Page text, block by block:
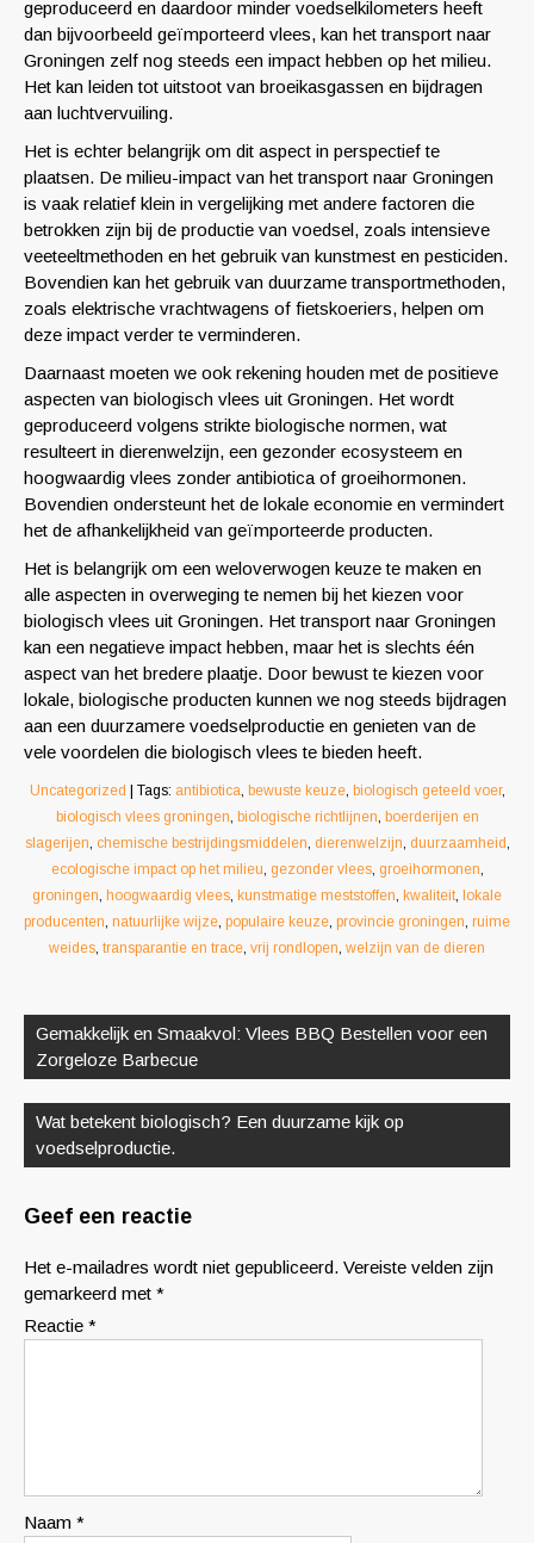
geproduceerd en daardoor minder voedselkilometers heeft
dan bijvoorbeeld geïmporteerd vlees, kan het transport naar
Groningen zelf nog steeds een impact hebben op het milieu.
Het kan leiden tot uitstoot van broeikasgassen en bijdragen
aan luchtvervuiling.
Het is echter belangrijk om dit aspect in perspectief te
plaatsen. De milieu-impact van het transport naar Groningen
is vaak relatief klein in vergelijking met andere factoren die
betrokken zijn bij de productie van voedsel, zoals intensieve
veeteeltmethoden en het gebruik van kunstmest en pesticiden.
Bovendien kan het gebruik van duurzame transportmethoden,
zoals elektrische vrachtwagens of fietskoeriers, helpen om
deze impact verder te verminderen.
Daarnaast moeten we ook rekening houden met de positieve
aspecten van biologisch vlees uit Groningen. Het wordt
geproduceerd volgens strikte biologische normen, wat
resulteert in dierenwelzijn, een gezonder ecosysteem en
hoogwaardig vlees zonder antibiotica of groeihormonen.
Bovendien ondersteunt het de lokale economie en vermindert
het de afhankelijkheid van geïmporteerde producten.
Het is belangrijk om een weloverwogen keuze te maken en
alle aspecten in overweging te nemen bij het kiezen voor
biologisch vlees uit Groningen. Het transport naar Groningen
kan een negatieve impact hebben, maar het is slechts één
aspect van het bredere plaatje. Door bewust te kiezen voor
lokale, biologische producten kunnen we nog steeds bijdragen
aan een duurzamere voedselproductie en genieten van de
vele voordelen die biologisch vlees te bieden heeft.
Uncategorized | Tags: antibiotica, bewuste keuze, biologisch geteeld voer,
biologisch vlees groningen, biologische richtlijnen, boerderijen en
slagerijen, chemische bestrijdingsmiddelen, dierenwelzijn, duurzaamheid,
ecologische impact op het milieu, gezonder vlees, groeihormonen,
groningen, hoogwaardig vlees, kunstmatige meststoffen, kwaliteit, lokale
producenten, natuurlijke wijze, populaire keuze, provincie groningen, ruime
weides, transparantie en trace, vrij rondlopen, welzijn van de dieren
Gemakkelijk en Smaakvol: Vlees BBQ Bestellen voor een
Zorgeloze Barbecue
Wat betekent biologisch? Een duurzame kijk op
voedselproductie.
Geef een reactie
Het e-mailadres wordt niet gepubliceerd. Vereiste velden zijn
gemarkeerd met *
Reactie *
Naam *